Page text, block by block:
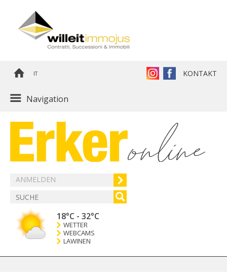
IT KONTAKT
Navigation
ANMELDEN
18°C - 32°C
WETTER
WEBCAMS
LAWINEN